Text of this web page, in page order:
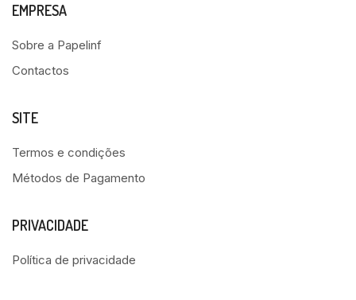
EMPRESA
Sobre a Papelinf
Contactos
SITE
Termos e condições
Métodos de Pagamento
PRIVACIDADE
Política de privacidade